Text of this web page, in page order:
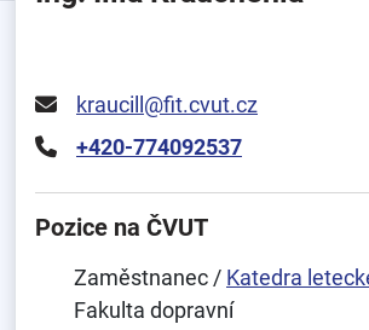
kraucill@fit.cvut.cz
+420-774092537
Pozice na ČVUT
Zaměstnanec / Katedra
Fakulta dopravní